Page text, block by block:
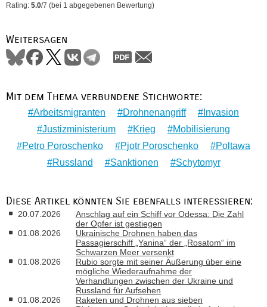
Rating: 5.0/7 (bei 1 abgegebenen Bewertung)
Weitersagen
Mit dem Thema verbundene Stichworte:
Arbeitsmigranten Drohnenangriff
Invasion
Justizministerium
Krieg
Mobilisierung
Petro Poroschenko
Pjotr Poroschenko
Poltawa
Russland
Sanktionen Schytomyr
Diese Artikel könnten Sie ebenfalls interessieren:
20.07.2026
Anschlag auf ein Schiff vor Odessa: Die Zahl
der Opfer ist gestiegen
01.08.2026
Ukrainische Drohnen haben das
Passagierschiff „Yanina“ der „Rosatom“ im
Schwarzen Meer versenkt
01.08.2026
Rubio sorgte mit seiner Äußerung über eine
mögliche Wiederaufnahme der
Verhandlungen zwischen der Ukraine und
Russland für Aufsehen
01.08.2026
Raketen und Drohnen aus sieben